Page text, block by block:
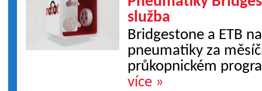
služba
Bridgestone a ETB
pneumatiky za
průkopnickém
více »